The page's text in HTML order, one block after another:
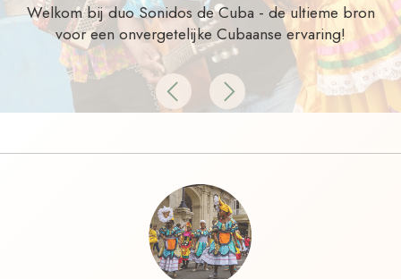
Welkom bij duo Sonidos de Cuba - de ultieme bron
voor een onvergetelijke Cubaanse ervaring!
PreviousNext